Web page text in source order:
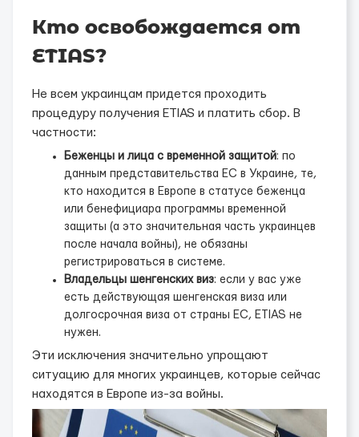
Кто освобождается от
ETIAS?
Не всем украинцам придется проходить
процедуру получения ETIAS и платить сбор. В
частности:
Беженцы и лица с временной защитой: по
данным представительства ЕС в Украине, те,
кто находится в Европе в статусе беженца
или бенефициара программы временной
защиты (а это значительная часть украинцев
после начала войны), не обязаны
регистрироваться в системе.
Владельцы шенгенских виз: если у вас уже
есть действующая шенгенская виза или
долгосрочная виза от страны ЕС, ETIAS не
нужен.
Эти исключения значительно упрощают
ситуацию для многих украинцев, которые сейчас
находятся в Европе из-за войны.